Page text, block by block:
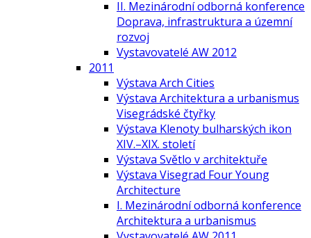
II. Mezinárodní odborná konference
Doprava, infrastruktura a územní
rozvoj
Vystavovatelé AW 2012
2011
Výstava Arch Cities
Výstava Architektura a urbanismus
Visegrádské čtyřky
Výstava Klenoty bulharských ikon
XIV.–XIX. století
Výstava Světlo v architektuře
Výstava Visegrad Four Young
Architecture
I. Mezinárodní odborná konference
Architektura a urbanismus